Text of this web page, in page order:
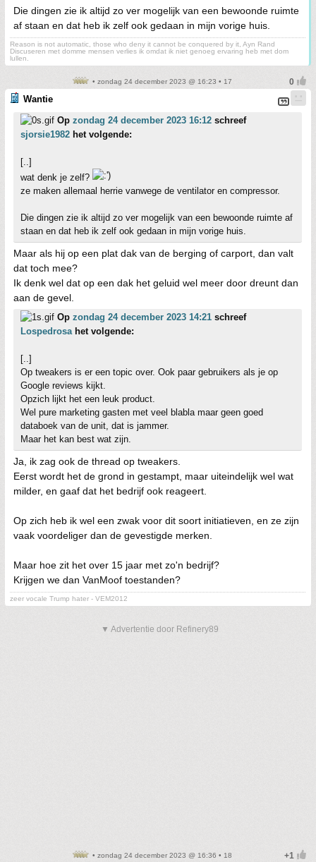
Die dingen zie ik altijd zo ver mogelijk van een bewoonde ruimte
af staan en dat heb ik zelf ook gedaan in mijn vorige huis.
Reason is not automatic, those who deny it cannot be conquered by it, Ayn Rand
Discuseren met domme mensen verlies ik omdat ik niet genoeg ervaring heb met dom
lullen.
• zondag 24 december 2023 @ 16:23 • 17
Wantie
Op zondag 24 december 2023 16:12 schreef
sjorsie1982 het volgende:
[..]
wat denk je zelf?
ze maken allemaal herrie vanwege de ventilator en compressor.
Die dingen zie ik altijd zo ver mogelijk van een bewoonde ruimte af
staan en dat heb ik zelf ook gedaan in mijn vorige huis.
Maar als hij op een plat dak van de berging of carport, dan valt
dat toch mee?
Ik denk wel dat op een dak het geluid wel meer door dreunt dan
aan de gevel.
Op zondag 24 december 2023 14:21 schreef
Lospedrosahet volgende:
[..]
Op tweakers is er een topic over. Ook paar gebruikers als je op
Google reviews kijkt.
Opzich lijkt het een leuk product.
Wel pure marketing gasten met veel blabla maar geen goed
databoek van de unit, dat is jammer.
Maar het kan best wat zijn.
Ja, ik zag ook de thread op tweakers.
Eerst wordt het de grond in gestampt, maar uiteindelijk wel wat
milder, en gaaf dat het bedrijf ook reageert.
Op zich heb ik wel een zwak voor dit soort initiatieven, en ze zijn
vaak voordeliger dan de gevestigde merken.
Maar hoe zit het over 15 jaar met zo'n bedrijf?
Krijgen we dan VanMoof toestanden?
zeer vocale Trump hater - VEM2012
▼ Advertentie door Refinery89
• zondag 24 december 2023 @ 16:36 • 18